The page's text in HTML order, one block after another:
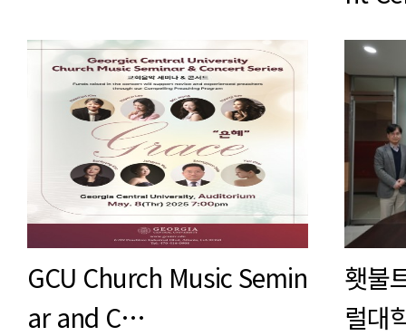
GCU Church Music Semin
ar and C…
횃불
럴대